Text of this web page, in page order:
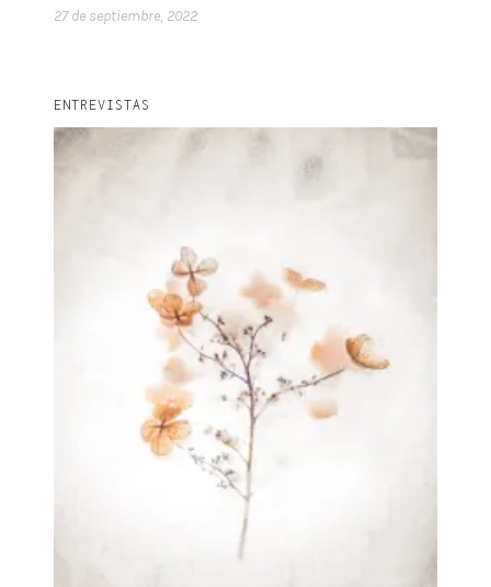
27 de septiembre, 2022
ENTREVISTAS